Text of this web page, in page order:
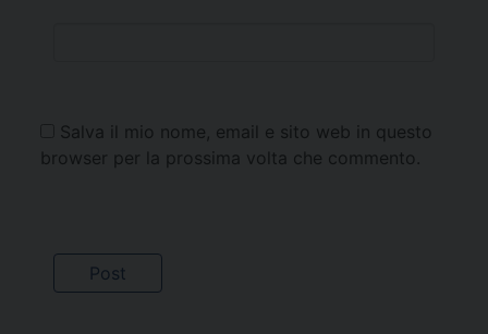
Salva il mio nome, email e sito web in questo
browser per la prossima volta che commento.